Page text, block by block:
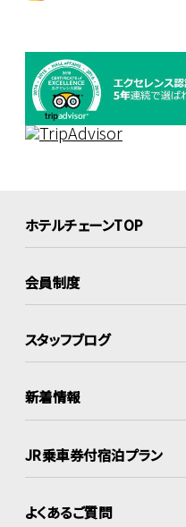
ホテルチェーンTOP
会員制度
スタッフブログ
新着情報
JR乗車券付宿泊プラン
よくあるご質問